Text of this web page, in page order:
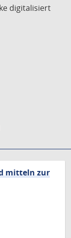
digitalisiert
Seite
mitteln zur